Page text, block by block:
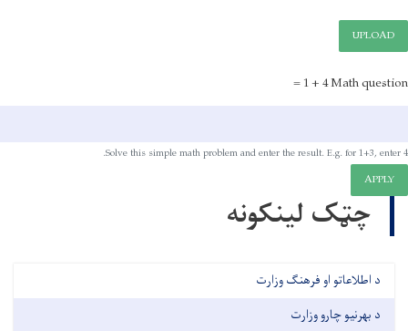
UPLOAD
Math question
4 + 1 =
Solve this simple math problem and enter the result. E.g. for 1+3, enter 4.
APPLY
چټک لینکونه
د اطلاعاتو او فرهنګ وزارت
د بهرنیو چارو وزارت